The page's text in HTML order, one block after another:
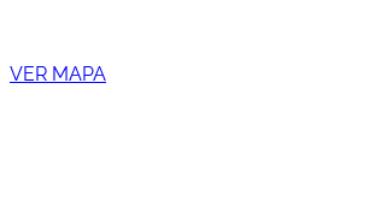
VER MAPA